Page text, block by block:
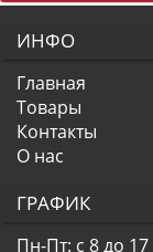
ИНФО
Главная
Товары
Контакты
О нас
ГРАФИК
Пн-Пт: с 8 до 17